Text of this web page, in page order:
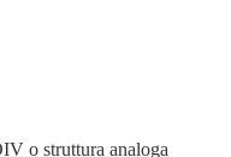
o struttura analoga